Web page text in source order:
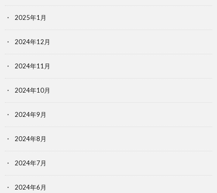
2025年1月
2024年12月
2024年11月
2024年10月
2024年9月
2024年8月
2024年7月
2024年6月